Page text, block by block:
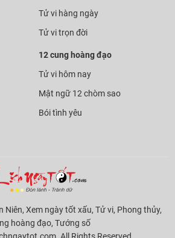
Tử vi hàng ngày
Tử vi trọn đời
12 cung hoàng đạo
Tử vi hôm nay
Mật ngữ 12 chòm sao
Bói tình yêu
Niên, Xem ngày tốt xấu, Tử vi, Phong thủy,
hoàng đạo, Tướng số